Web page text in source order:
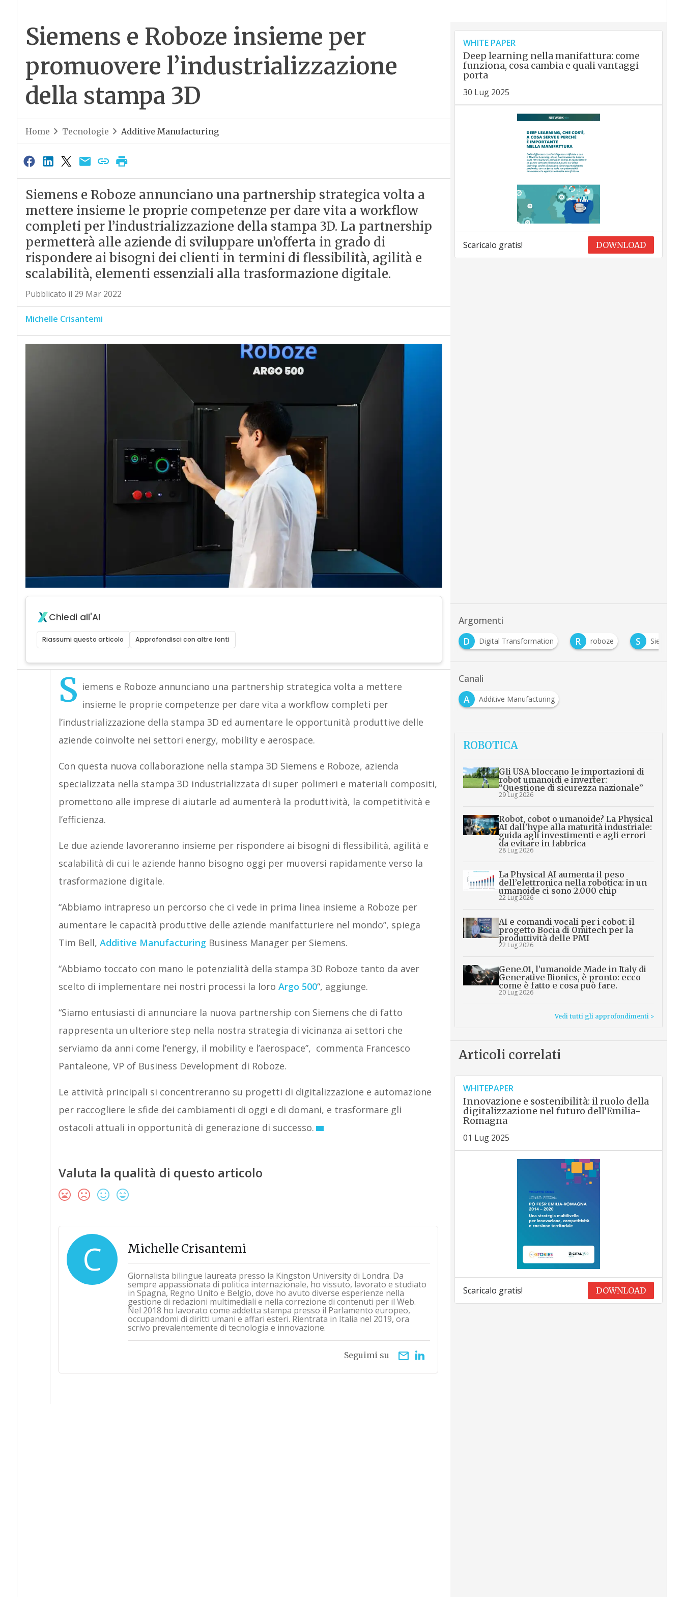
Siemens e Roboze insieme per
promuovere l’industrializzazione
della stampa 3D
Home Tecnologie Additive Manufacturing
Siemens e Roboze annunciano una partnership strategica volta a
mettere insieme le proprie competenze per dare vita a workflow
completi per l’industrializzazione della stampa 3D. La partnership
permetterà alle aziende di sviluppare un’offerta in grado di
rispondere ai bisogni dei clienti in termini di flessibilità, agilità e
scalabilità, elementi essenziali alla trasformazione digitale.
Pubblicato il 29 Mar 2022
Michelle Crisantemi
Chiedi all'AI
Riassumi questo articolo Approfondisci con altre fonti
S iemens e Roboze annunciano una partnership strategica volta a mettere
insieme le proprie competenze per dare vita a workflow completi per
l’industrializzazione della stampa 3D ed aumentare le opportunità produttive delle
aziende coinvolte nei settori energy, mobility e aerospace.
Con questa nuova collaborazione nella stampa 3D Siemens e Roboze, azienda
specializzata nella stampa 3D industrializzata di super polimeri e materiali compositi,
promettono alle imprese di aiutarle ad aumenterà la produttività, la competitività e
l’efficienza.
Le due aziende lavoreranno insieme per rispondere ai bisogni di flessibilità, agilità e
scalabilità di cui le aziende hanno bisogno oggi per muoversi rapidamente verso la
trasformazione digitale.
“Abbiamo intrapreso un percorso che ci vede in prima linea insieme a Roboze per
aumentare le capacità produttive delle aziende manifatturiere nel mondo”, spiega
Tim Bell, Additive ManufacturingBusiness Manager per Siemens.
“Abbiamo toccato con mano le potenzialità della stampa 3D Roboze tanto da aver
scelto di implementare nei nostri processi la loro Argo 500“, aggiunge.
“Siamo entusiasti di annunciare la nuova partnership con Siemens che di fatto
rappresenta un ulteriore step nella nostra strategia di vicinanza ai settori che
serviamo da anni come l’energy, il mobility e l’aerospace”, commenta Francesco
Pantaleone, VP of Business Development di Roboze.
Le attività principali si concentreranno su progetti di digitalizzazione e automazione
per raccogliere le sfide dei cambiamenti di oggi e di domani, e trasformare gli
ostacoli attuali in opportunità di generazione di successo.
Valuta la qualità di questo articolo
C Michelle Crisantemi
Giornalista bilingue laureata presso la Kingston University di Londra. Da
sempre appassionata di politica internazionale, ho vissuto, lavorato e studiato
in Spagna, Regno Unito e Belgio, dove ho avuto diverse esperienze nella
gestione di redazioni multimediali e nella correzione di contenuti per il Web.
Nel 2018 ho lavorato come addetta stampa presso il Parlamento europeo,
occupandomi di diritti umani e affari esteri. Rientrata in Italia nel 2019, ora
scrivo prevalentemente di tecnologia e innovazione.
email
Seguimi su
WHITE PAPER
Deep learning nella manifattura: come
funziona, cosa cambia e quali vantaggi
porta
30 Lug 2025
Scaricalo gratis! DOWNLOAD
Argomenti
D Digital Transformation R roboze S Siemens
Canali
A
Additive Manufacturing
ROBOTICA
Gli USA bloccano le importazioni di
robot umanoidi e inverter:
“Questione di sicurezza nazionale”
29 Lug 2026
Robot, cobot o umanoide? La Physical
AI dall’hype alla maturità industriale:
guida agli investimenti e agli errori
da evitare in fabbrica
28 Lug 2026
La Physical AI aumenta il peso
dell’elettronica nella robotica: in un
umanoide ci sono 2.000 chip
22 Lug 2026
AI e comandi vocali per i cobot: il
progetto Bocia di Omitech per la
produttività delle PMI
22 Lug 2026
Gene.01, l’umanoide Made in Italy di
Generative Bionics, è pronto: ecco
come è fatto e cosa può fare.
20 Lug 2026
Vedi tutti gli approfondimenti >
Articoli correlati
WHITEPAPER
Innovazione e sostenibilità: il ruolo della
digitalizzazione nel futuro dell’Emilia-
Romagna
01 Lug 2025
Scaricalo gratis! DOWNLOAD